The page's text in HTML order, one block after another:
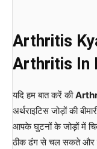
Arthritis
Arthritis In
यदि हम बात करें की
अर्थराइटिस जोड़ों की
आपके घुटनों के जोड़ों में
ठीक ढंग से चल सकते और